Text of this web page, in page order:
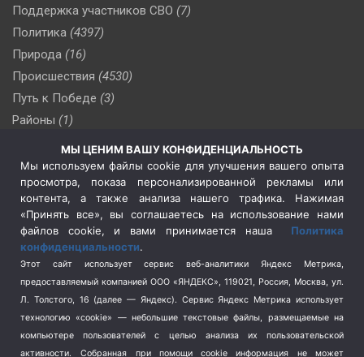
Поддержка участников СВО (7)
Политика (4397)
Природа (16)
Происшествия (4530)
Путь к Победе (3)
Районы (1)
(510)
Сельское хозяйство (3)
Социальная политика
(3)
Спецоперация в Украине
Спецоперация на Украине
(404)
Спорт (740)
Терроризм (1)
Транспорт (262)
Туризм (178)
МЫ ЦЕНИМ ВАШУ КОНФИДЕНЦИАЛЬНОСТЬ
Мы используем файлы cookie для улучшения вашего опыта
просмотра, показа персонализированной рекламы или
контента, а также анализа нашего трафика. Нажимая
«Принять все», вы соглашаетесь на использование нами
файлов cookie, и вами принимается наша Политика
конфиденциальности.
Этот сайт использует сервис веб-аналитики Яндекс Метрика,
предоставляемый компанией ООО «ЯНДЕКС», 119021, Россия, Москва, ул.
Л. Толстого, 16 (далее — Яндекс). Сервис Яндекс Метрика использует
технологию «cookie» — небольшие текстовые файлы, размещаемые на
компьютере пользователей с целью анализа их пользовательской
активности.
Собранная при помощи cookie информация не может